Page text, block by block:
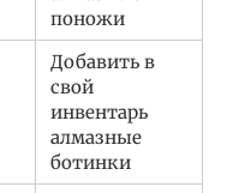
поножи
Добавить в
свой
инвентарь
алмазные
ботинки